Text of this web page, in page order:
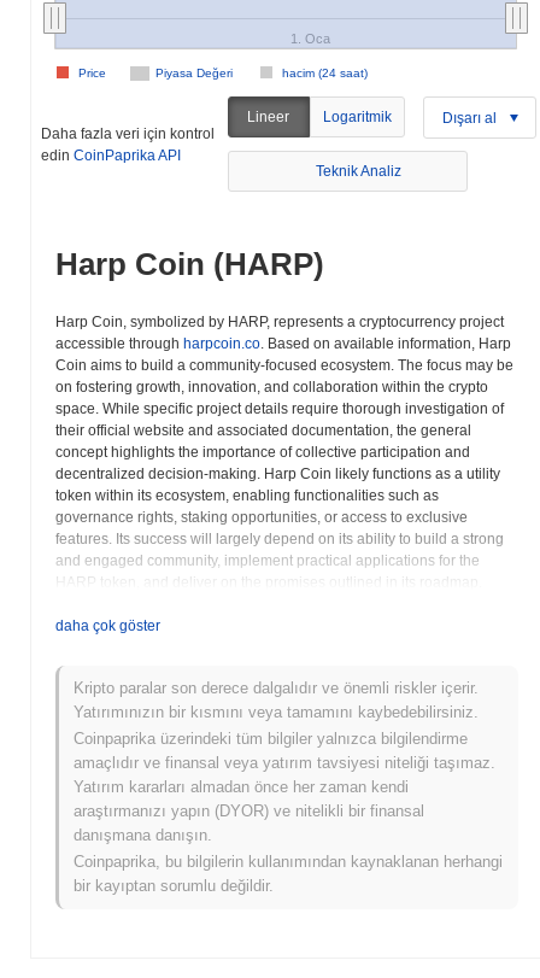
Piyasa Değeri hacim (24 saat)
Price
1. Oca
Daha fazla veri için kontrol
edin CoinPaprika API
Lineer Logaritmik Dışarı al
Teknik Analiz
Harp Coin (HARP)
Harp Coin, symbolized by HARP, represents a cryptocurrency project
accessible through harpcoin.co. Based on available information, Harp
Coin aims to build a community-focused ecosystem. The focus may be
on fostering growth, innovation, and collaboration within the crypto
space. While specific project details require thorough investigation of
their official website and associated documentation, the general
concept highlights the importance of collective participation and
decentralized decision-making. Harp Coin likely functions as a utility
token within its ecosystem, enabling functionalities such as
governance rights, staking opportunities, or access to exclusive
features. Its success will largely depend on its ability to build a strong
and engaged community, implement practical applications for the
HARP token, and deliver on the promises outlined in its roadmap.
team, objectives, token distribution, and community sentiment to
various avenues to engage its community, potentially including
decentralized autonomous organization (DAO) structures,
collaborative development initiatives, or community-driven marketing
campaigns. Understanding the specific use cases of the HARP token
and its role within the broader ecosystem is crucial for evaluating its
intrinsic value. Harp Coin's success hinges on the active participation
collaborative and inclusive environment, the project aims to empower
individuals and drive innovation within the decentralized finance
landscape. The project's overall vision seems to be harnessing the
power of community to create a sustainable and impactful
cryptocurrency ecosystem.
daha çok göster
Kripto paralar son derece dalgalıdır ve önemli riskler içerir.
Yatırımınızın bir kısmını veya tamamını kaybedebilirsiniz.
Coinpaprika üzerindeki tüm bilgiler yalnızca bilgilendirme
amaçlıdır ve finansal veya yatırım tavsiyesi niteliği taşımaz.
Yatırım kararları almadan önce her zaman kendi
araştırmanızı yapın (DYOR) ve nitelikli bir finansal
danışmana danışın.
Coinpaprika, bu bilgilerin kullanımından kaynaklanan herhangi
bir kayıptan sorumlu değildir.